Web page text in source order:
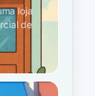
loja
de